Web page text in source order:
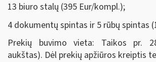
13 biuro stalų (395 Eur/kompl.);
4 dokumentų spintas ir 5 rūbų spintas
Prekių buvimo vieta: Taikos pr.
aukštas). Dėl prekių apžiūros kreiptis